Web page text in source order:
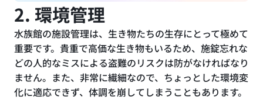
2. 環境管理
水族館の施設管理は、生き物たちの生存にとって極めて
重要です。貴重で高価な生き物もいるため、施錠忘れな
どの人的なミスによる盗難のリスクは防がなければなり
ません。また、非常に繊細なので、ちょっとした環境変
化に適応できず、体調を崩してしまうこともあります。